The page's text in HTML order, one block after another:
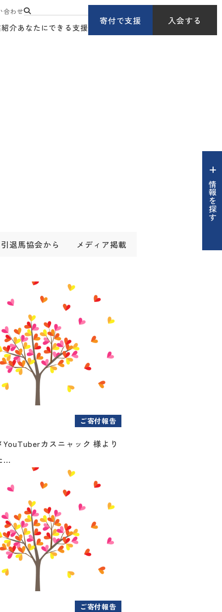
合わせ
介あなたにできる支援
寄付で支援 入会する
情報を探す
引退馬協会から メディア掲載
ご寄付報告
カスニャック 様より
...
ご寄付報告